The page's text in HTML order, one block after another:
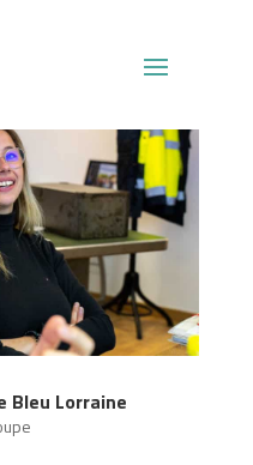
Bleu Lorraine